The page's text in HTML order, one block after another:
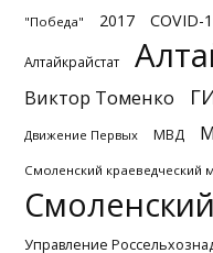
"Победа" 2017 COVID-
Алтайкрайстат
Виктор Томенко
Движение Первых МВД
Смоленский краеведческий
Управление